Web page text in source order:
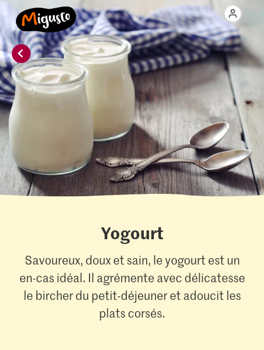
Yogourt
Savoureux, doux et sain, le yogourt est un
en-cas idéal. Il agrémente avec délicatesse
le bircher du petit-déjeuner et adoucit les
plats corsés.